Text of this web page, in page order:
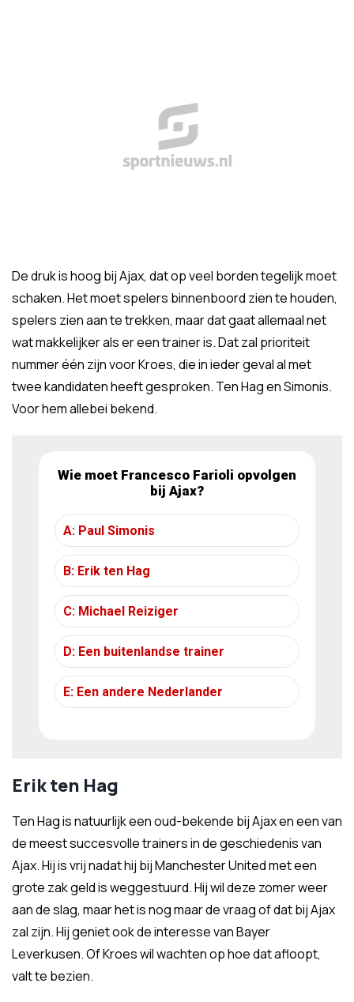
De druk is hoog bij Ajax, dat op veel borden tegelijk moet
schaken. Het moet spelers binnenboord zien te houden,
spelers zien aan te trekken, maar dat gaat allemaal net
wat makkelijker als er een trainer is. Dat zal prioriteit
nummer één zijn voor Kroes, die in ieder geval al met
twee kandidaten heeft gesproken. Ten Hag en Simonis.
Voor hem allebei bekend.
Erik ten Hag
Ten Hag is natuurlijk een oud-bekende bij Ajax en een van
de meest succesvolle trainers in de geschiedenis van
Ajax. Hij is vrij nadat hij bij Manchester United met een
grote zak geld is weggestuurd. Hij wil deze zomer weer
aan de slag, maar het is nog maar de vraag of dat bij Ajax
zal zijn. Hij geniet ook de interesse van Bayer
Leverkusen. Of Kroes wil wachten op hoe dat afloopt,
valt te bezien.